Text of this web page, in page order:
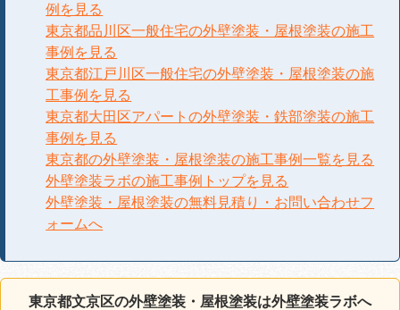
例を見る
東京都品川区一般住宅の外壁塗装・屋根塗装の施工
事例を見る
東京都江戸川区一般住宅の外壁塗装・屋根塗装の施
工事例を見る
東京都大田区アパートの外壁塗装・鉄部塗装の施工
事例を見る
東京都の外壁塗装・屋根塗装の施工事例一覧を見る
外壁塗装ラボの施工事例トップを見る
外壁塗装・屋根塗装の無料見積り・お問い合わせフ
ォームへ
東京都文京区の外壁塗装・屋根塗装は外壁塗装ラボへ